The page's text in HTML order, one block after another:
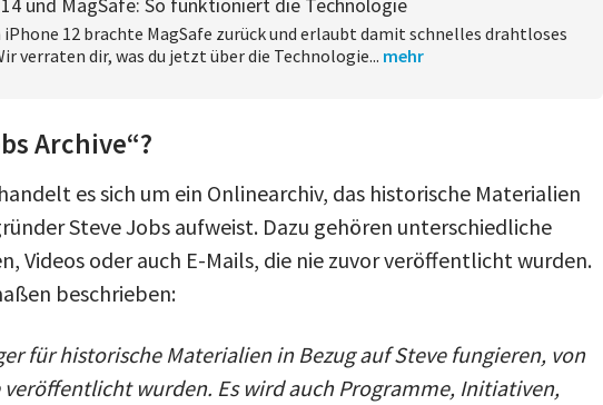
iPhone 12 brachte MagSafe zurück und erlaubt damit schnelles drahtloses
verraten dir, was du jetzt über die Technologie... mehr
Archive“?
es sich um ein Onlinearchiv, das historische Materialien
Steve Jobs aufweist. Dazu gehören unterschiedliche
Videos oder auch E-Mails, die nie zuvor veröffentlicht wurden.
beschrieben:
für historische Materialien in Bezug auf Steve fungieren, von
wurden. Es wird auch Programme, Initiativen,